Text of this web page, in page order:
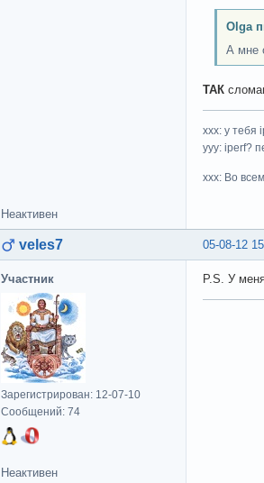
Olga
А мне
ТАК
ххх: у тебя
yyy: iperf?
xxx: Во
Неактивен
05-08-12
veles7
Участник
Зарегистрирован: 12-07-10
Сообщений: 74
P.S. У
Неактивен